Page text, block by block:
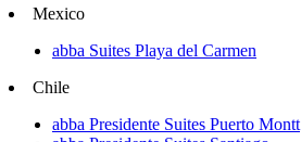
Mexico
abba Suites Playa del Carmen
Chile
abba Presidente Suites Puerto Montt